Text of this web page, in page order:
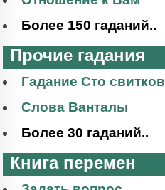
Более 150 гаданий..
Прочие гадания
Гадание Сто свитков
Слова Ванталы
Более 30 гаданий..
Книга перемен